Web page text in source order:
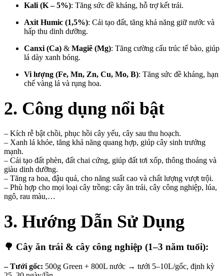
Kali (K – 5%): Tăng sức đề kháng, hỗ trợ kết trái.
Axit Humic (1,5%): Cải tạo đất, tăng khả năng giữ nước và
hấp thu dinh dưỡng.
Canxi (Ca) & Magiê (Mg): Tăng cường cấu trúc tế bào, giúp
lá dày xanh bóng.
Vi lượng (Fe, Mn, Zn, Cu, Mo, B): Tăng sức đề kháng, hạn
chế vàng lá và rụng hoa.
2. Công dụng nổi bật
– Kích rễ bật chồi, phục hồi cây yếu, cây sau thu hoạch.
– Xanh lá khỏe, tăng khả năng quang hợp, giúp cây sinh trưởng
mạnh.
– Cải tạo đất phèn, đất chai cứng, giúp đất tơi xốp, thông thoáng và
giàu dinh dưỡng.
– Tăng ra hoa, đậu quả, cho năng suất cao và chất lượng vượt trội.
– Phù hợp cho mọi loại cây trồng: cây ăn trái, cây công nghiệp, lúa,
ngô, rau màu,…
3. Hướng Dẫn Sử Dụng
🌳 Cây ăn trái & cây công nghiệp (1–3 năm tuổi):
– Tưới gốc: 500g Green + 800L nước → tưới 5–10L/gốc, định kỳ